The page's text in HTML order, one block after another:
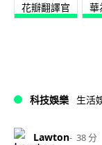
花瓣翻譯官 華
科技娛樂 生活
Lawton 38 分